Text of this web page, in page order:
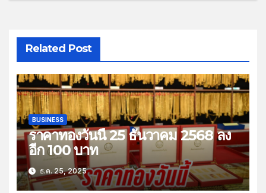
Related Post
BUSINESS
ราคาทองวันนี้ 25 ธันวาคม 2568 ลง
อีก 100 บาท
ธ.ค. 25, 2025